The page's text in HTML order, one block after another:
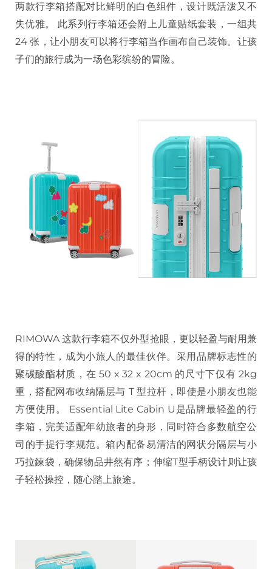
两款行李箱搭配对比鲜明的白色组件，设计既活泼又不
失优雅。 此系列行李箱还会附上儿童贴纸套装，一组共
24 张，让小朋友可以将行李箱当作画布自己装饰。让孩
子们的旅行成为一场色彩缤纷的冒险。
RIMOWA 这款行李箱不仅外型抢眼，更以轻盈与耐用兼
得的特性，成为小旅人的最佳伙伴。采用品牌标志性的
聚碳酸酯材质，在 50 x 32 x 20cm 的尺寸下仅有 2kg
重，搭配网布收纳隔层与 T 型拉杆，即使是小朋友也能
方便使用。 Essential Lite Cabin U是品牌最轻盈的行
李箱，完美适配年幼旅者的身形，同时符合多数航空公
司的手提行李规范。箱内配备易清洁的网状分隔层与小
巧拉鍊袋，确保物品井然有序；伸缩T型手柄设计则让孩
子轻松操控，随心踏上旅途。